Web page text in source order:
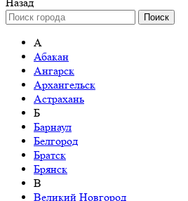
Назад
Поиск
А
Абакан
Ангарск
Архангельск
Астрахань
Б
Барнаул
Белгород
Братск
Брянск
В
Великий Новгород